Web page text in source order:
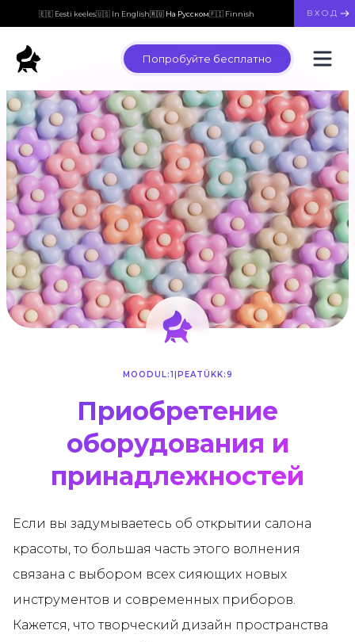
🇪🇪 Eesti keeles🇺🇸 In English🇷🇺 На Русском🇫🇮 Finnish ВХОД
Попробуйте бесплатно
MOODUL:1 PEATÜKK:9
Приобретение
оборудования и
принадлежностей
Если вы задумываетесь об открытии салона
красоты, то большая часть этого волнения
связана с выбором всех сияющих новых
инструментов и современных приборов.
Кажется, что творческий дизайн пространства